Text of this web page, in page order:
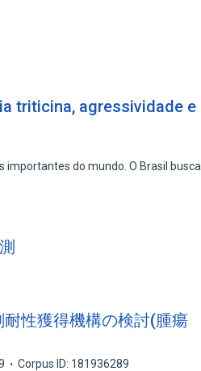
triticina, agressividade e
importantes do mundo. O Brasil busca
性獲得機構の検討(腫瘍
Corpus ID: 181936289